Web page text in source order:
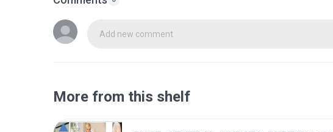
Add new comment
More from this shelf